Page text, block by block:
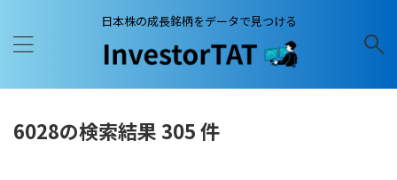
日本株の成長銘柄をデータで見つける
6028の検索結果 305 件